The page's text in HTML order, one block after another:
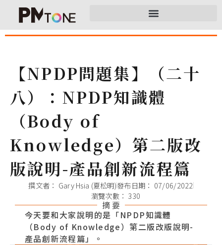
【NPDP問題集】（二十
八）：NPDP知識體
（Body of
Knowledge）第二版改
版說明-產品創新流程篇
撰文者： Gary Hsia (夏松明)發布日期： 07/06/2022
瀏覽次數： 330
摘 要
今天要和大家說明的是「NPDP知識體
（Body of Knowledge）第二版改版說明-
產品創新流程篇」。